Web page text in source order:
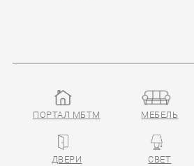
Volume II
ПОРТАЛ МБТМ МЕБЕЛЬ
ДВЕРИ СВЕТ